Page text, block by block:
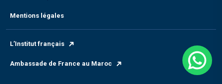
Mentions légales
L’Institut français
Ambassade de France au Maroc